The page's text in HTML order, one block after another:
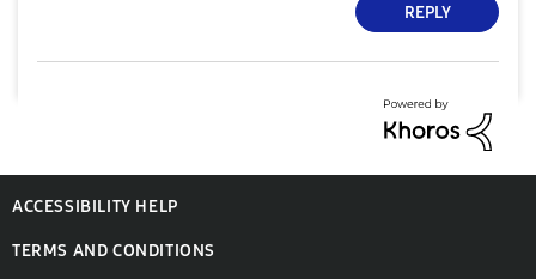
REPLY
ACCESSIBILITY HELP
TERMS AND CONDITIONS